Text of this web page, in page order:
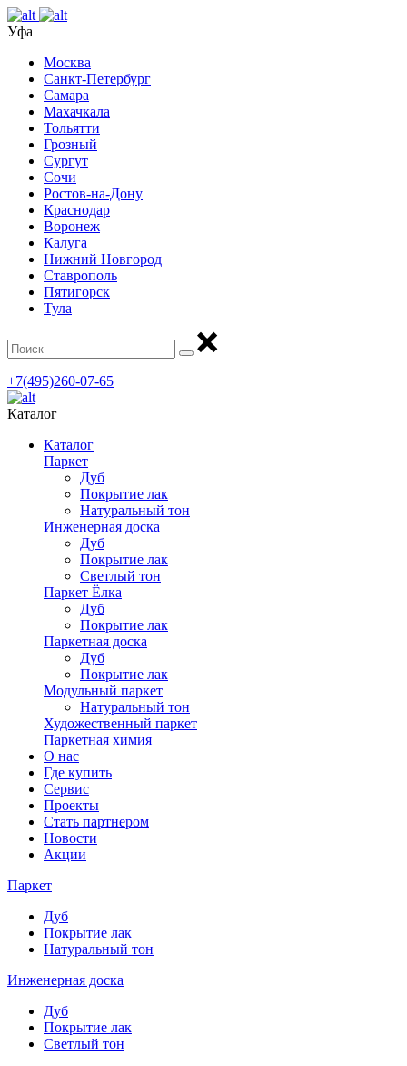
Уфа
Москва
Санкт-Петербург
Самара
Махачкала
Тольятти
Грозный
Сургут
Сочи
Ростов-на-Дону
Краснодар
Воронеж
Калуга
Нижний Новгород
Ставрополь
Пятигорск
Тула
+7(495)260-07-65
Каталог
Каталог
Паркет
Дуб
Покрытие лак
Натуральный тон
Инженерная доска
Дуб
Покрытие лак
Светлый тон
Паркет Ёлка
Дуб
Покрытие лак
Паркетная доска
Дуб
Покрытие лак
Модульный паркет
Натуральный тон
Художественный паркет
Паркетная химия
О нас
Где купить
Сервис
Проекты
Стать партнером
Новости
Акции
Паркет
Дуб
Покрытие лак
Натуральный тон
Инженерная доска
Дуб
Покрытие лак
Светлый тон